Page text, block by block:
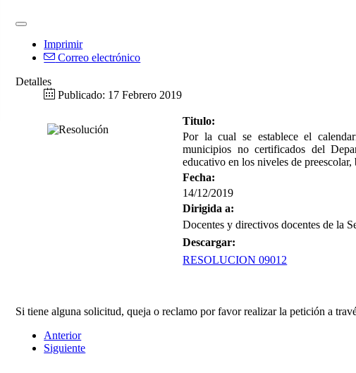
Imprimir
Correo electrónico
Detalles
Publicado: 17 Febrero 2019
Titulo:
Por la cual se establece el
municipios no certificados del
educativo en los niveles de
Fecha:
14/12/2019
Dirigida a:
Docentes y directivos docentes de la
Descargar:
RESOLUCION 09012
Si tiene alguna solicitud, queja o reclamo por favor realizar la petición a
Anterior
Siguiente